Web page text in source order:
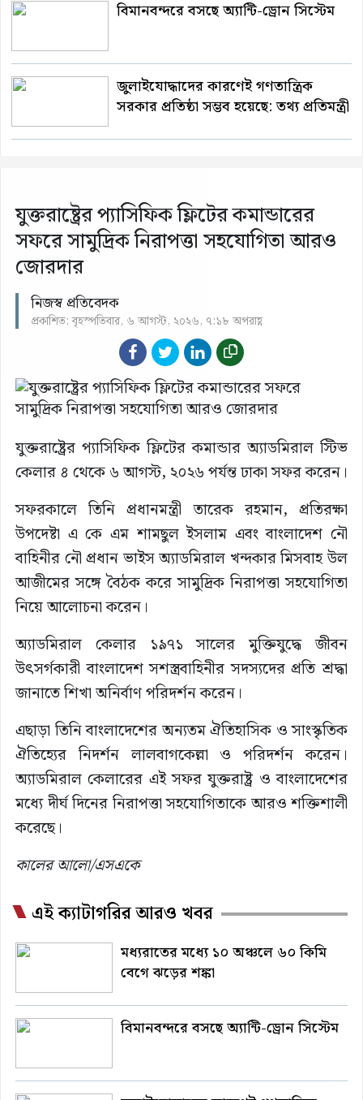
বিমানবন্দরে বসছে অ্যান্টি-ড্রোন সিস্টেম
জুলাইযোদ্ধাদের কারণেই গণতান্ত্রিক
সরকার প্রতিষ্ঠা সম্ভব হয়েছে: তথ্য প্রতিমন্ত্রী
যুক্তরাষ্ট্রের প্যাসিফিক ফ্লিটের কমান্ডারের
সফরে সামুদ্রিক নিরাপত্তা সহযোগিতা আরও
জোরদার
নিজস্ব প্রতিবেদক
প্রকাশিত: বৃহস্পতিবার, ৬ আগস্ট, ২০২৬, ৭:১৮ অপরাহ্ণ
যুক্তরাষ্ট্রের প্যাসিফিক ফ্লিটের কমান্ডার অ্যাডমিরাল স্টিভ
কেলার ৪ থেকে ৬ আগস্ট, ২০২৬ পর্যন্ত ঢাকা সফর করেন।
সফরকালে তিনি প্রধানমন্ত্রী তারেক রহমান, প্রতিরক্ষা
উপদেষ্টা এ কে এম শামছুল ইসলাম এবং বাংলাদেশ নৌ
বাহিনীর নৌ প্রধান ভাইস অ্যাডমিরাল খন্দকার মিসবাহ উল
আজীমের সঙ্গে বৈঠক করে সামুদ্রিক নিরাপত্তা সহযোগিতা
নিয়ে আলোচনা করেন।
অ্যাডমিরাল কেলার ১৯৭১ সালের মুক্তিযুদ্ধে জীবন
উৎসর্গকারী বাংলাদেশ সশস্ত্রবাহিনীর সদস্যদের প্রতি শ্রদ্ধা
জানাতে শিখা অনির্বাণ পরিদর্শন করেন।
এছাড়া তিনি বাংলাদেশের অন্যতম ঐতিহাসিক ও সাংস্কৃতিক
ঐতিহ্যের নিদর্শন লালবাগকেল্লা ও পরিদর্শন করেন।
অ্যাডমিরাল কেলারের এই সফর যুক্তরাষ্ট্র ও বাংলাদেশের
মধ্যে দীর্ঘ দিনের নিরাপত্তা সহযোগিতাকে আরও শক্তিশালী
করেছে।
কালের আলো/এসএকে
এই ক্যাটাগরির আরও খবর
মধ্যরাতের মধ্যে ১০ অঞ্চলে ৬০ কিমি
বেগে ঝড়ের শঙ্কা
বিমানবন্দরে বসছে অ্যান্টি-ড্রোন সিস্টেম